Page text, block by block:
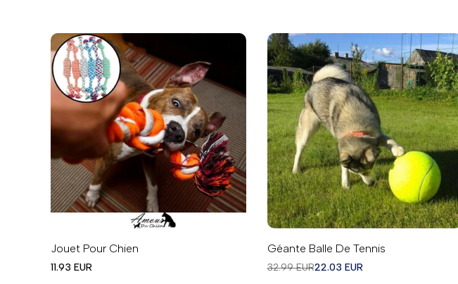
Jouet Pour Chien
Prix
11.93 EUR
Géante Balle De Tennis
Prix
32.99 EURPrix
22.03 EUR